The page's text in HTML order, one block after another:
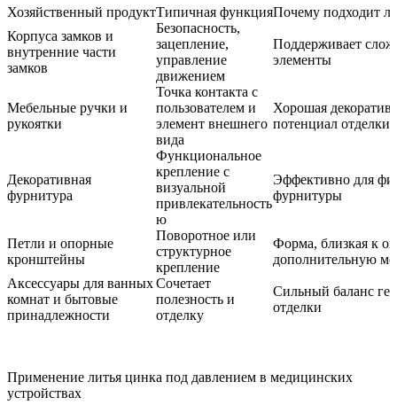
Хозяйственный продуктТипичная функцияПочему подходит
Корпуса замков и
внутренние части
замков
Безопасность,
зацепление,
управление
движением
Поддерживает
элементы
Мебельные ручки и
рукоятки
Точка контакта с
пользователем и
элемент внешнего
вида
Хорошая
потенциал отделки
Декоративная
фурнитура
Функциональное
крепление с
визуальной
привлекательность
ю
Эффективно для
фурнитуры
Петли и опорные
кронштейны
Поворотное или
структурное
крепление
Форма, близкая к
дополнительную
Аксессуары для ванных
комнат и бытовые
принадлежности
Сочетает
полезность и
отделку
Сильный баланс
отделки
Применение литья цинка под давлением в медицинских
устройствах